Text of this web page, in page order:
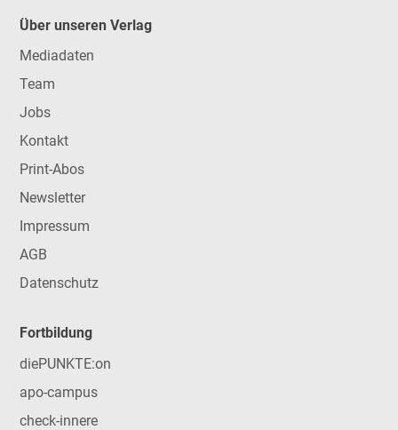
Über unseren Verlag
Mediadaten
Team
Jobs
Kontakt
Print-Abos
Newsletter
Impressum
AGB
Datenschutz
Fortbildung
diePUNKTE:on
apo-campus
check-innere